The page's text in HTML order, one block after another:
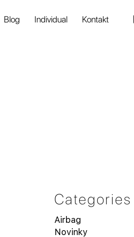
Blog Individual Kontakt
Categories
Airbag
Novinky